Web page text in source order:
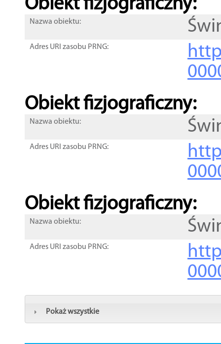
Obiekt fizjograficzny:
Nazwa obiektu:
Adres URI zasobu PRNG:
Obiekt fizjograficzny:
Nazwa obiektu:
Adres URI zasobu PRNG:
Obiekt fizjograficzny:
Nazwa obiektu:
Adres URI zasobu PRNG:
Pokaż wszystkie